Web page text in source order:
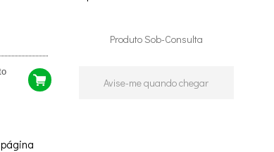
Produto Sob-Consulta
Avise-me quando chegar
página